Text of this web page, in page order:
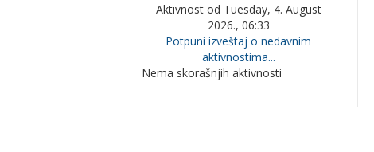
Aktivnost od Tuesday, 4. August
2026., 06:33
Potpuni izveštaj o nedavnim
aktivnostima...
Nema skorašnjih aktivnosti